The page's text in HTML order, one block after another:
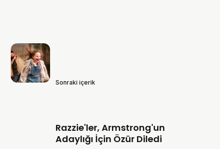
Sonraki içerik
Razzie'ler, Armstrong'un
Adaylığı İçin Özür Diledi